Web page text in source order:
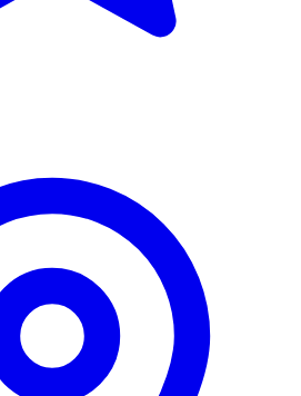
Менеджер сервиса
Онлайн · отвечаем за 5 мин